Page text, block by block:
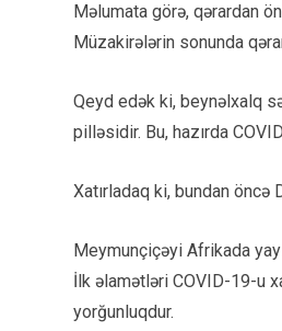
Məlumata görə, qərardan
Müzakirələrin sonunda
Qeyd edək ki, beynəlxalq
pilləsidir. Bu, hazırda
Xatırladaq ki, bundan
Meymunçiçəyi Afrikada
İlk əlamətləri COVID-19-u
yorğunluqdur.